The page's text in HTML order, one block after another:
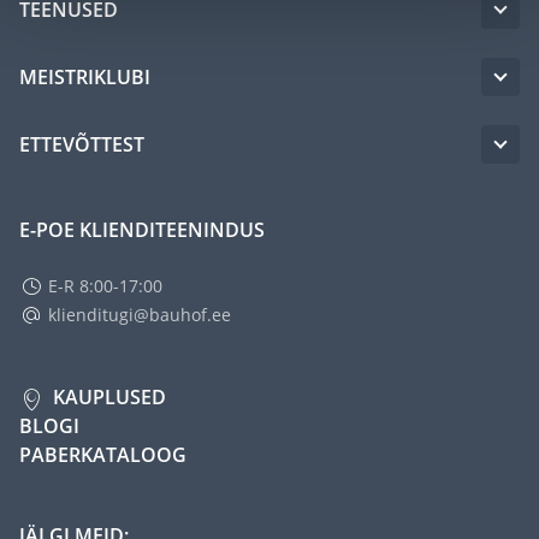
TEENUSED
MEISTRIKLUBI
ETTEVÕTTEST
E-POE KLIENDITEENINDUS
E-R 8:00-17:00
klienditugi@bauhof.ee
KAUPLUSED
BLOGI
PABERKATALOOG